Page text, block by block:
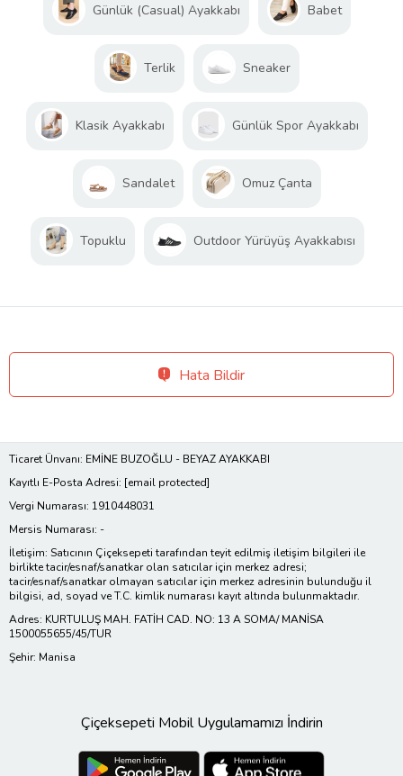
Günlük (Casual) Ayakkabı Babet
Terlik Sneaker
Klasik Ayakkabı Günlük Spor Ayakkabı
Sandalet Omuz Çanta
Topuklu Outdoor Yürüyüş Ayakkabısı
Hata Bildir
Ticaret Ünvanı: EMİNE BUZOĞLU - BEYAZ AYAKKABI
Kayıtlı E-Posta Adresi: [email protected]
Vergi Numarası: 1910448031
Mersis Numarası: -
İletişim: Satıcının Çiçeksepeti tarafından teyit edilmiş iletişim bilgileri ile
birlikte tacir/esnaf/sanatkar olan satıcılar için merkez adresi;
tacir/esnaf/sanatkar olmayan satıcılar için merkez adresinin bulunduğu il
bilgisi, ad, soyad ve T.C. kimlik numarası kayıt altında bulunmaktadır.
Adres: KURTULUŞ MAH. FATİH CAD. NO: 13 A SOMA/ MANİSA
1500055655/45/TUR
Şehir: Manisa
Çiçeksepeti Mobil Uygulamamızı İndirin